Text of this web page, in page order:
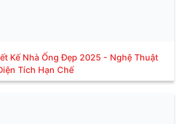
Kế Nhà Ống Đẹp 2025 - Nghệ Thuật
Tích Hạn Chế